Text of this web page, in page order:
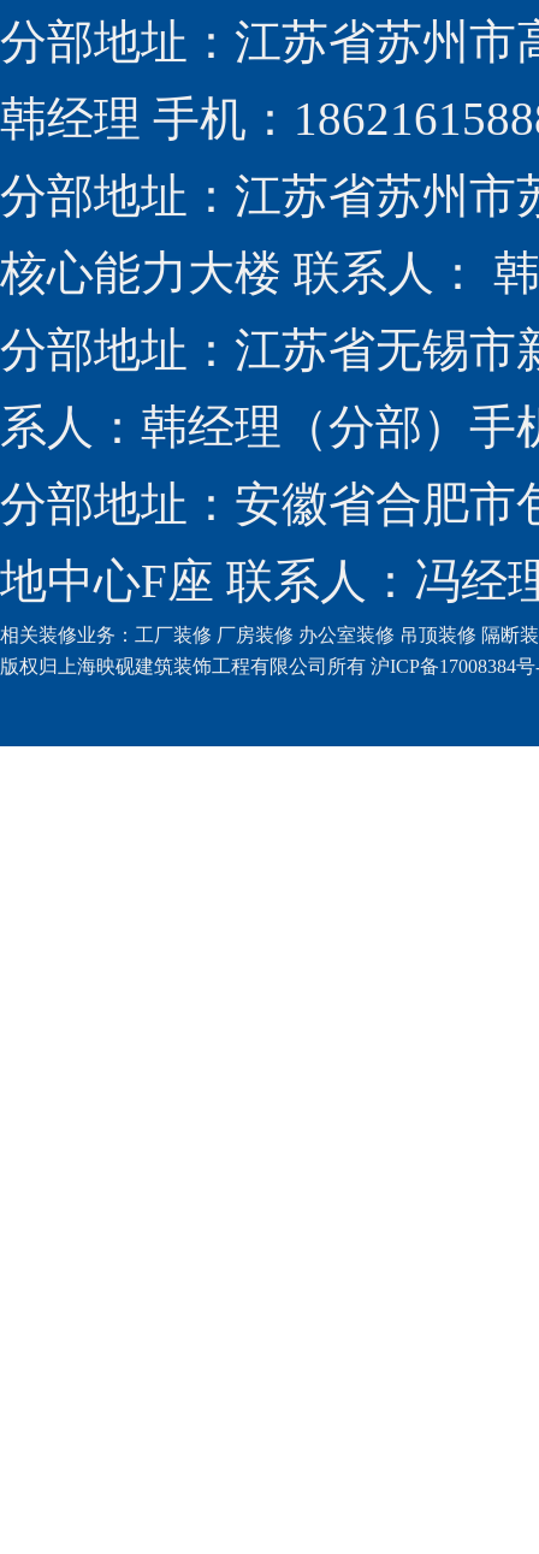
分部地址：江苏省苏州市
韩经理 手机：
分部地址：江苏省苏州市
核心能力大楼 联系人：
分部地址：江苏省无锡市
系人：韩经理（分部）手
分部地址：安徽省合肥市
地中心F座 联系人：冯经
相关装修业务： 工厂装修 厂房装修 办公室装修 吊顶装修 隔断
版权归上海映砚建筑装饰工程有限公司所有 沪ICP备17008384号